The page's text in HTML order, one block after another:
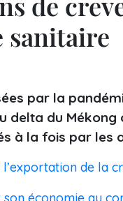
sanitaire
par la
delta du
à la fois par les
de la